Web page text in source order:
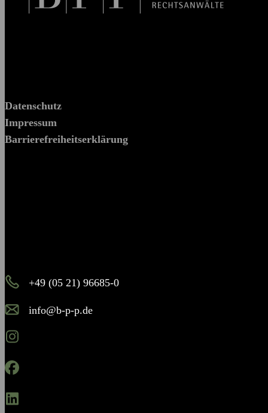
Datenschutz
Impressum
Barrierefreiheitserklärung
+49 (05 21) 96685-0
info@b-p-p.de